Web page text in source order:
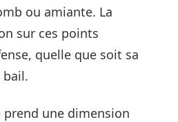
ou amiante. La
sur ces points
quelle que soit sa
une dimension